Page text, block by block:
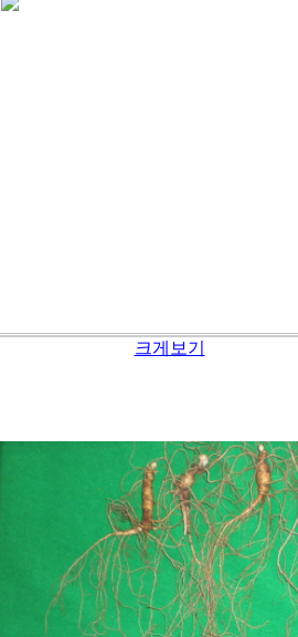
크게보기